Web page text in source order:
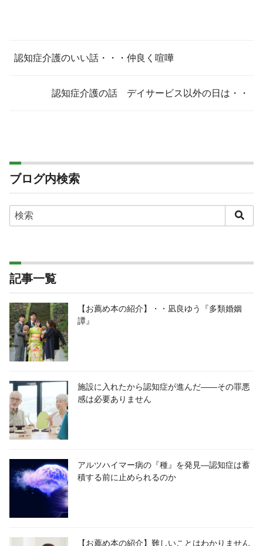
認知症介護のいい話・・・仲良く喧嘩
認知症介護の話 デイサービス以外の日は・・
ブログ内検索
記事一覧
【お薦め本の紹介】・・凪良ゆう『多類婚姻
譚』
施設に入れたから認知症が進んだ――その罪悪
感は必要ありません
アルツハイマー病の『種』を発見―認知症は蓄
積する前に止められるのか
【お薦め本の紹介】難しいことはわかりません